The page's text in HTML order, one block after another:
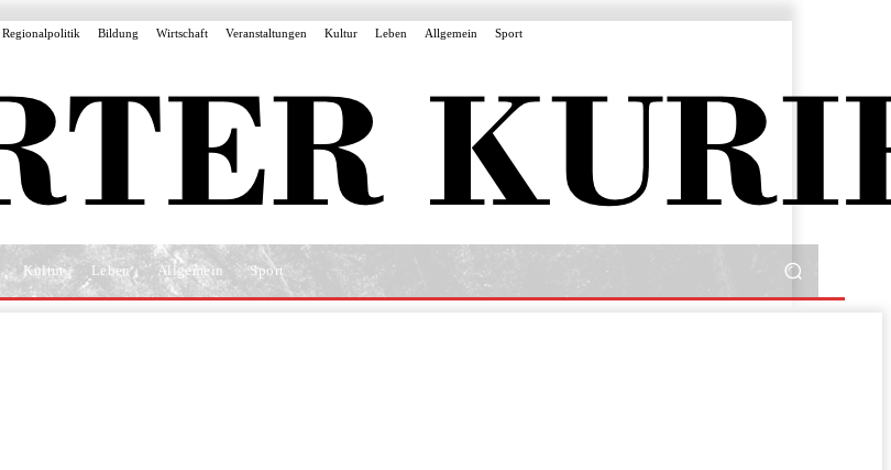
Regionalpolitik Bildung Wirtschaft Veranstaltungen Kultur Leben Allgemein Sport
Kultur Leben Allgemein Sport